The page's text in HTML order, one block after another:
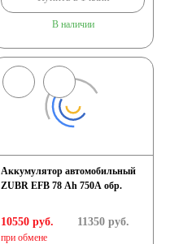
В наличии
Аккумулятор автомобильный
ZUBR EFB 78 Ah 750A обр.
10550 руб.
при обмене
11350руб.